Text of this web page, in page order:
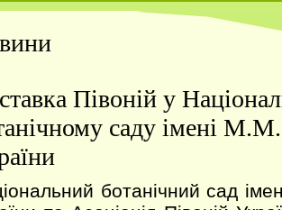
Півоній у
саду імені
ботанічний сад